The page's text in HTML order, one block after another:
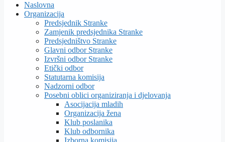
Naslovna
Organizacija
Predsjednik Stranke
Zamjenik predsjednika Stranke
Predsjedništvo Stranke
Glavni odbor Stranke
Izvršni odbor Stranke
Etički odbor
Statutarna komisija
Nadzorni odbor
Posebni oblici organiziranja i djelovanja
Asocijacija mladih
Organizacija žena
Klub poslanika
Klub odbornika
Izborna komisija